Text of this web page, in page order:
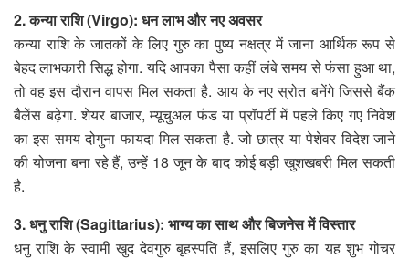
2. कन्या राशि (Virgo): धन लाभ और नए अवसर
कन्या राशि के जातकों के लिए गुरु का पुष्य नक्षत्र में जाना आर्थिक रूप से
बेहद लाभकारी सिद्ध होगा. यदि आपका पैसा कहीं लंबे समय से फंसा हुआ था,
तो वह इस दौरान वापस मिल सकता है. आय के नए स्रोत बनेंगे जिससे बैंक
बैलेंस बढ़ेगा. शेयर बाजार, म्यूचुअल फंड या प्रॉपर्टी में पहले किए गए निवेश
का इस समय दोगुना फायदा मिल सकता है. जो छात्र या पेशेवर विदेश जाने
की योजना बना रहे हैं, उन्हें 18 जून के बाद कोई बड़ी खुशखबरी मिल सकती
है.
3. धनु राशि (Sagittarius): भाग्य का साथ और बिजनेस में विस्तार
धनु राशि के स्वामी खुद देवगुरु बृहस्पति हैं, इसलिए गुरु का यह शुभ गोचर